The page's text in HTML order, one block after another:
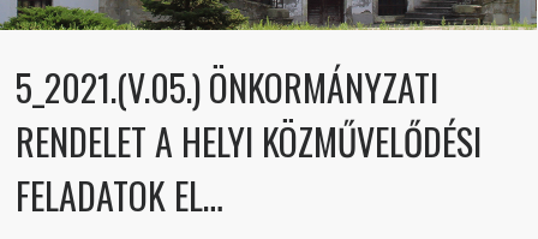
5_2021.(V.05.) ÖNKORMÁNYZATI
RENDELET A HELYI KÖZMŰVELŐDÉSI
FELADATOK EL…